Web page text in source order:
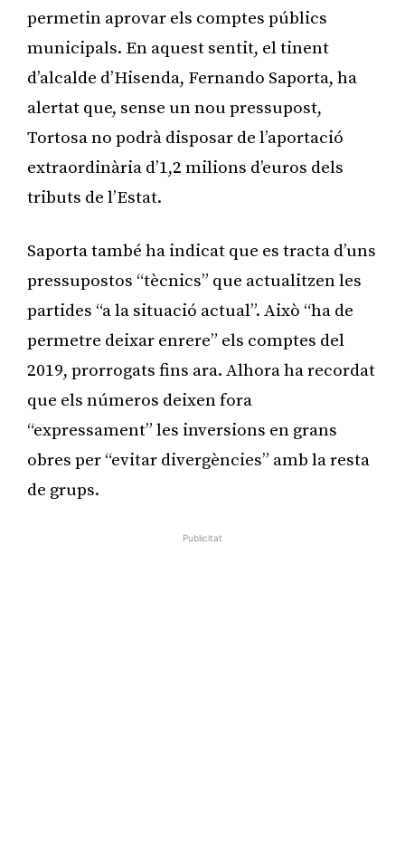
permetin aprovar els comptes públics
municipals. En aquest sentit, el tinent
d’alcalde d’Hisenda, Fernando Saporta, ha
alertat que, sense un nou pressupost,
Tortosa no podrà disposar de l’aportació
extraordinària d’1,2 milions d’euros dels
tributs de l’Estat.
Saporta també ha indicat que es tracta d’uns
pressupostos “tècnics” que actualitzen les
partides “a la situació actual”. Això “ha de
permetre deixar enrere” els comptes del
2019, prorrogats fins ara. Alhora ha recordat
que els números deixen fora
“expressament” les inversions en grans
obres per “evitar divergències” amb la resta
de grups.
Publicitat